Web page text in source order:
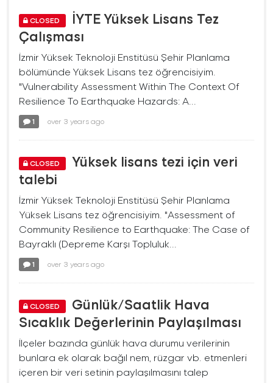
CLOSED
İYTE Yüksek Lisans Tez
Çalışması
İzmir Yüksek Teknoloji Enstitüsü Şehir Planlama
bölümünde Yüksek Lisans tez öğrencisiyim.
"Vulnerability Assessment Within The Context Of
Resilience To Earthquake Hazards: A...
1 over 3 years ago
CLOSED
Yüksek lisans tezi için veri
talebi
İzmir Yüksek Teknoloji Enstitüsü Şehir Planlama
Yüksek Lisans tez öğrencisiyim. "Assessment of
Community Resilience to Earthquake: The Case of
Bayraklı (Depreme Karşı Topluluk...
1 over 3 years ago
CLOSED
Günlük/Saatlik Hava
Sıcaklık Değerlerinin Paylaşılması
İlçeler bazında günlük hava durumu verilerinin
bunlara ek olarak bağıl nem, rüzgar vb. etmenleri
içeren bir veri setinin paylaşılmasını talep